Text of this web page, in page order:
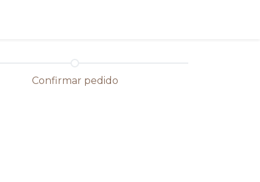
Confirmar pedido